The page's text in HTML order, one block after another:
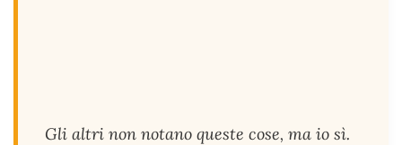
Gli altri non notano queste cose, ma io sì.